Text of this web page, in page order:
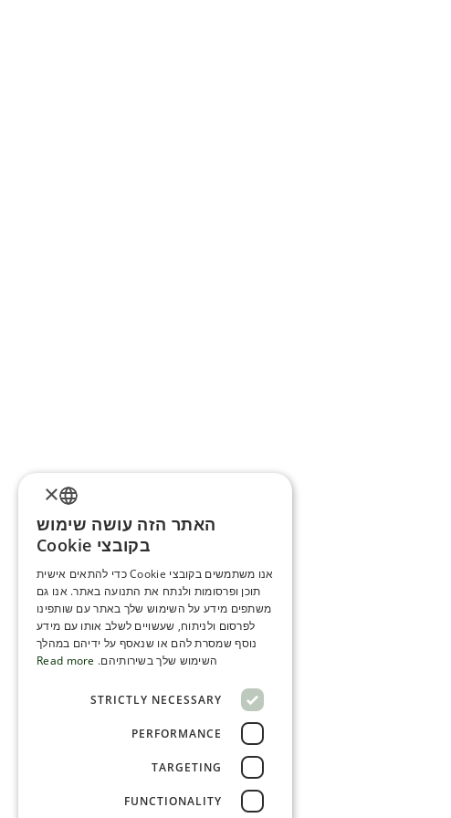
ENGLISH
SERBIA
HEBREW
RUSSIAN
SERBIAN-2
×
האתר הזה עושה שימוש
בקובצי Cookie
אנו משתמשים בקובצי Cookie כדי להתאים אישית
תוכן ופרסומות ולנתח את התנועה באתר. אנו גם
משתפים מידע על השימוש שלך באתר עם שותפינו
לפרסום ולניתוח, שעשויים לשלב אותו עם מידע
נוסף שמסרת להם או שנאסף על ידיהם במהלך
השימוש שלך בשירותיהם. Read more
STRICTLY NECESSARY
PERFORMANCE
TARGETING
FUNCTIONALITY